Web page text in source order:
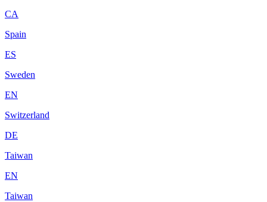
CA
Spain
ES
Sweden
EN
Switzerland
DE
Taiwan
EN
Taiwan